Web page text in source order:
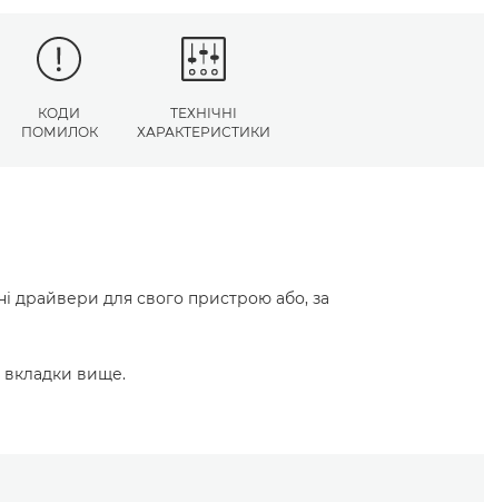
КОДИ
ПОМИЛОК
ТЕХНІЧНІ
ХАРАКТЕРИСТИКИ
драйвери для свого пристрою або, за
вкладки вище.